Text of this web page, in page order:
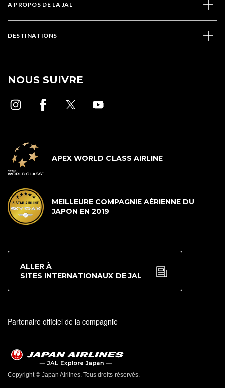
A PROPOS DE LA JAL
DESTINATIONS
NOUS SUIVRE
APEX WORLD CLASS AIRLINE
MEILLEURE COMPAGNIE AÉRIENNE DU
JAPON EN 2019
ALLER À
SITES INTERNATIONAUX DE JAL
Partenaire officiel de la compagnie
Copyright © Japan Airlines. Tous droits réservés.